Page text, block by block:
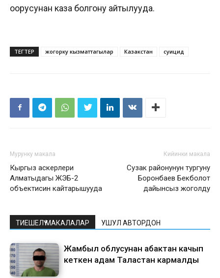
оорусунан каза болгону айтылууда.
ТЕГТЕР жогорку кызматтагылар Казакстан суицид
Мурунку макала
Кыргыз аскерлери
Алматыдагы ЖЭБ-2
объектисин кайтарышууда
Кийинки макала
Сузак районунун тургуну
Боронбаев Бекболот
дайынсыз жоголду
ТИЕШЕЛҮҮ МАКАЛАЛАР УШУЛ АВТОРДОН
Жамбыл облусунан абактан качып
кеткен адам Таластан кармалды